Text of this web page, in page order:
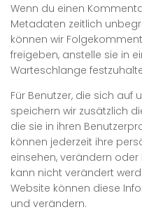
Wenn du einen
Metadaten zeitlich
können wir
freigeben, anstelle sie in
Warteschlange
Für Benutzer, die sich auf
speichern wir zusätzlich
die sie in ihren
können jederzeit ihre
einsehen, verändern
kann nicht verändert
Website können diese
und verändern.